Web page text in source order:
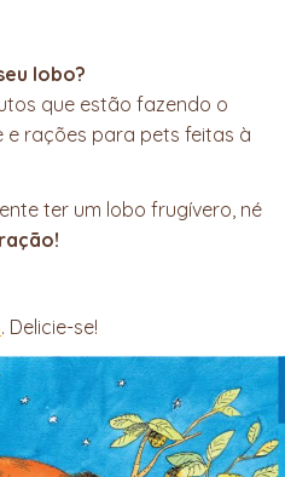
lobo?
que estão fazendo o
rações para pets feitas à
ter um lobo frugívero, né
. Delicie-se!